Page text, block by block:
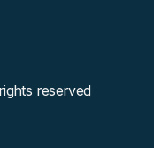
reserved